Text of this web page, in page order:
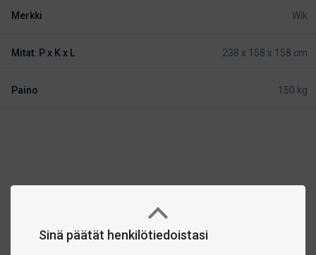
Sinä päätät henkilötiedoistasi
Merkki Wik
Mitat: P x K x L 238 x 158 x 158 cm
Paino 150 kg